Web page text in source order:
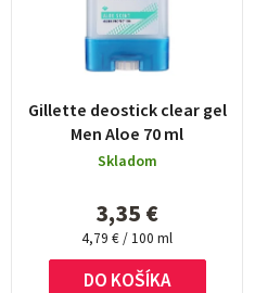
Gillette deostick clear gel
Men Aloe 70 ml
Skladom
3,35 €
Jednotková
cena:
4,79 € / 100 ml
DO KOŠÍKA